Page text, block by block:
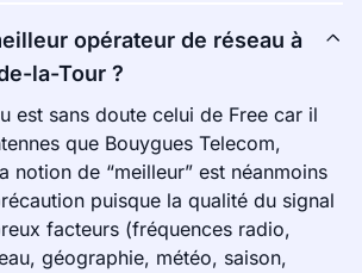
opérateur de réseau à
la-Tour ?
est sans doute celui de Free car il
que Bouygues Telecom,
notion de “meilleur” est néanmoins
puisque la qualité du signal
facteurs (fréquences radio,
géographie, météo, saison,